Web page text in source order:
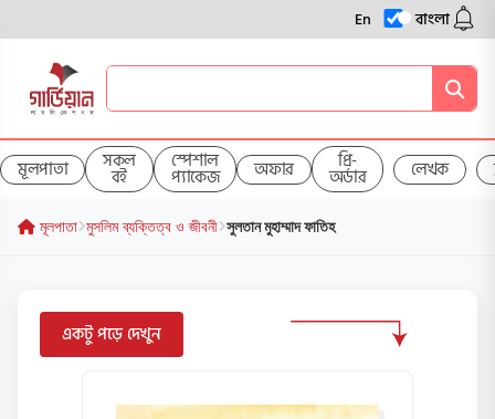
En বাংলা
মূলপাতা সকল
বই
স্পেশাল
প্যাকেজ অফার প্রি-
অর্ডার লেখক
মূলপাতা মুসলিম ব্যক্তিত্ব ও জীবনী সুলতান মুহাম্মাদ ফাতিহ
একটু পড়ে দেখুন